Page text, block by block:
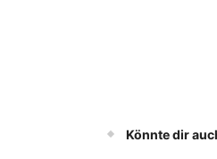
Könnte dir